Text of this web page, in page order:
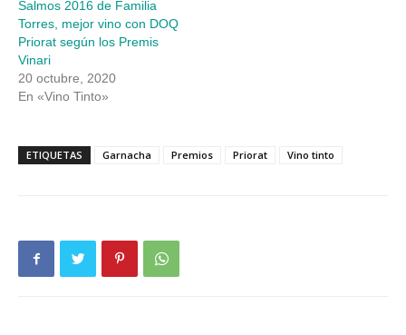
Salmos 2016 de Familia
Torres, mejor vino con DOQ
Priorat según los Premis
Vinari
20 octubre, 2020
En «Vino Tinto»
ETIQUETAS Garnacha Premios Priorat Vino tinto